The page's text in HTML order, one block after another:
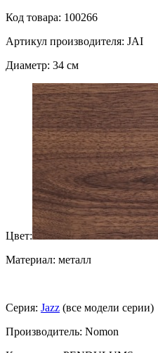
Код товара: 100266
Артикул производителя: JAI
Диаметр: 34 см
Цвет:
Материал: металл
Серия: Jazz (все модели серии)
Производитель: Nomon